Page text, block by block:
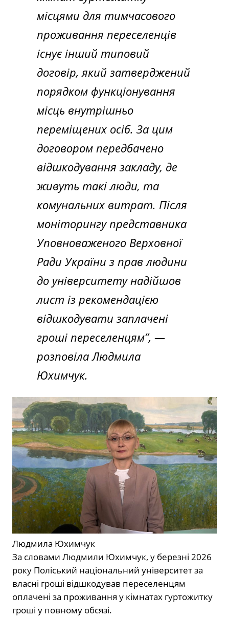
місцями для тимчасового
проживання переселенців
існує інший типовий
договір, який затверджений
порядком функціонування
місць внутрішньо
переміщених осіб. За цим
договором передбачено
відшкодування закладу, де
живуть такі люди, та
комунальних витрат. Після
моніторингу представника
Уповноваженого Верховної
Ради України з прав людини
до університету надійшов
лист із рекомендацією
відшкодувати заплачені
гроші переселенцям”, —
розповіла Людмила
Юхимчук.
Людмила Юхимчук
За словами Людмили Юхимчук, у березні 2026
року Поліський національний університет за
власні гроші відшкодував переселенцям
оплачені за проживання у кімнатах гуртожитку
гроші у повному обсязі.